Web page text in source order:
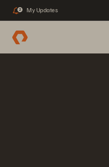
2 My Updates